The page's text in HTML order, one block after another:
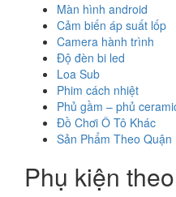
Màn hình android
Cảm biến áp suất lốp
Camera hành trình
Độ đèn bi led
Loa Sub
Phim cách nhiệt
Phủ gầm – phủ
Đồ Chơi Ô Tô Khác
Sản Phẩm Theo Quận
Phụ kiện